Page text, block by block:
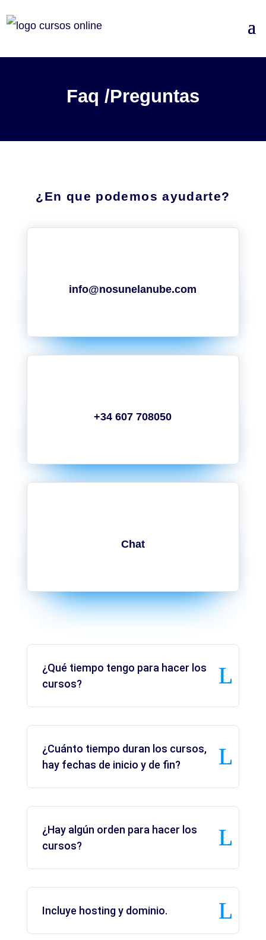
Faq /Preguntas
¿En que podemos ayudarte?
info@nosunelanube.com
+34 607 708050
Chat
¿Qué tiempo tengo para hacer los
cursos?
¿Cuánto tiempo duran los cursos,
hay fechas de inicio y de fin?
¿Hay algún orden para hacer los
cursos?
Incluye hosting y dominio.